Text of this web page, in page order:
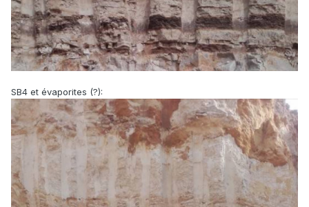
SB4 et évaporites (?):